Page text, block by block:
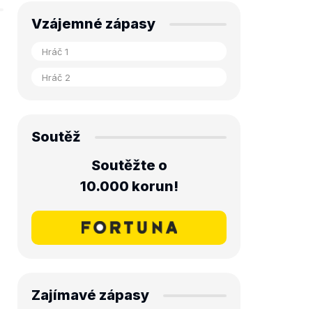
Vzájemné zápasy
Soutěž
Soutěžte o
10.000 korun!
Zajímavé zápasy